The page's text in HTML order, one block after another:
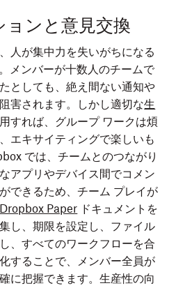
ョンと意見交換
人が集中力を失いがちになる
メンバーが十数人のチームで
としても、絶え間ない通知や
害されます。しかし適切な生
すれば、グループ ワークは煩
エキサイティングで楽しいも
では、チームとのつながり
アプリやデバイス間でコメン
できるため、チーム プレイが
Dropbox Paper ドキュメントを
し、期限を設定し、ファイル
、すべてのワークフローを合
することで、メンバー全員が
に把握できます。生産性の向